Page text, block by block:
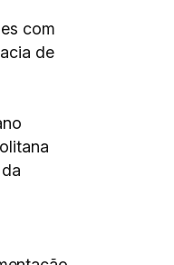
com
de